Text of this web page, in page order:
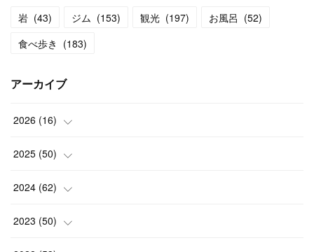
岩 (43) ジム (153) 観光 (197) お風呂 (52)
食べ歩き (183)
アーカイブ
2026 (16)
(2)
(2)
(3)
(3)
2025 (50)
(3)
(4)
2024 (62)
(6)
2023 (50)